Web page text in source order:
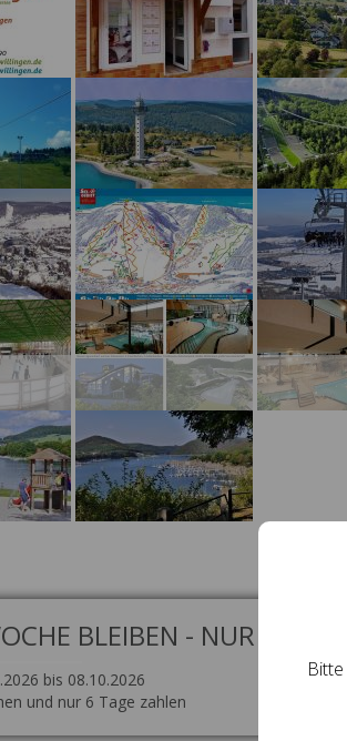
BLEIBEN - NUR 6
bis 08.10.2026
und nur 6 Tage zahlen